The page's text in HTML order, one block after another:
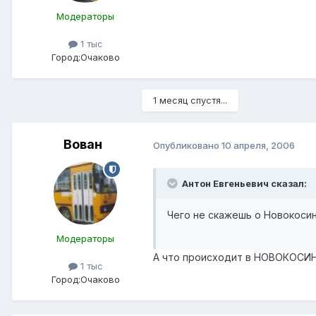
Модераторы
1 тыс
Город:Очаково
1 месяц спустя...
Вован
Модераторы
1 тыс
Город:Очаково
Опубликовано 10 апреля, 2006
Антон Евгеньевич сказал:
Чего не скажешь о
А что происходит в